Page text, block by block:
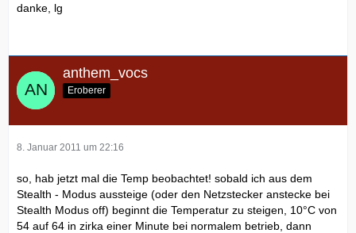
danke, lg
anthem_vocs
Eroberer
8. Januar 2011 um 22:16
so, hab jetzt mal die Temp beobachtet! sobald ich aus dem
Stealth - Modus aussteige (oder den Netzstecker anstecke bei
Stealth Modus off) beginnt die Temperatur zu steigen, 10°C von
54 auf 64 in zirka einer Minute bei normalem betrieb, dann